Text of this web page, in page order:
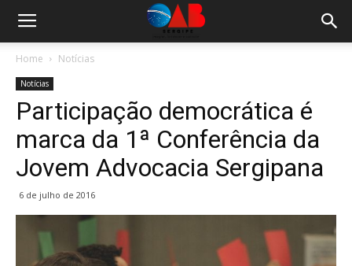
Home Notícias
Notícias
Participação democrática é
marca da 1ª Conferência da
Jovem Advocacia Sergipana
6 de julho de 2016